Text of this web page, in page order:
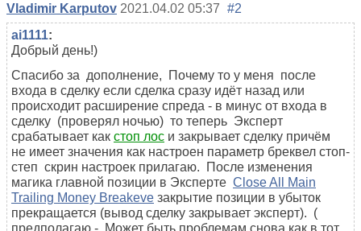
Vladimir Karputov 2021.04.02 05:37 #2
ai1111:
Добрый день!)
Спасибо за дополнение, Почему то у меня после
входа в сделку если сделка сразу идёт назад или
происходит расширение спреда - в минус от входа в
сделку (проверял ночью) то теперь Эксперт
срабатывает как стоп лос и закрывает сделку причём
не имеет значения как настроен параметр бреквел стоп-
степ скрин настроек прилагаю. После изменения
магика главной позиции в Эксперте Close All Main
Trailing Money Breakeve закрытие позиции в убыток
прекращается (вывод сделку закрывает эксперт). (
предполагаю - Может быть проблемам снова как в тот